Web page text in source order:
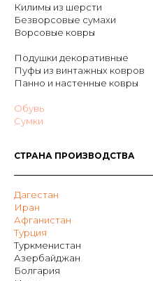
Килимы из шерсти
Безворсовые сумахи
Ворсовые ковры
Подушки декоративные
Пуфы из винтажных ковров
Панно и настенные ковры
Обувь
Сумки
СТРАНА ПРОИЗВОДСТВА
Дагестан
Иран
Афганистан
Турция
Туркменистан
Азербайджан
Болгария